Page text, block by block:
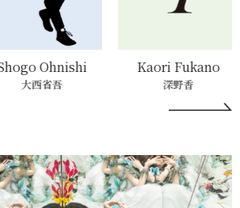
Kaori Fukano
深野香
Jane Su
Jane Su